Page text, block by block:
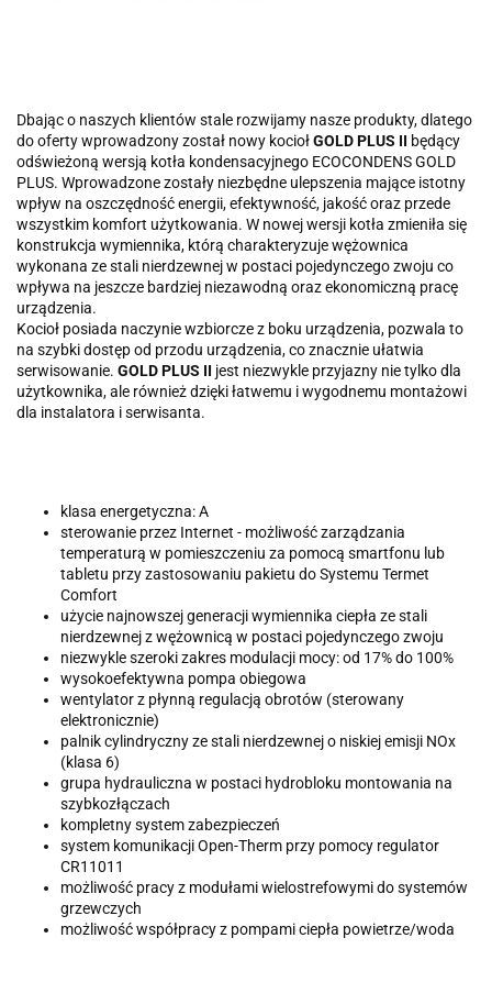
Dbając o naszych klientów stale rozwijamy nasze produkty, dlatego
do oferty wprowadzony został nowy kociołGOLD PLUS II będący
odświeżoną wersją kotła kondensacyjnego ECOCONDENS GOLD
PLUS. Wprowadzone zostały niezbędne ulepszenia mające istotny
wpływ na oszczędność energii, efektywność, jakość oraz przede
wszystkim komfort użytkowania. W nowej wersji kotła zmieniła się
konstrukcja wymiennika, którą charakteryzuje wężownica
wykonana ze stali nierdzewnej w postaci pojedynczego zwoju co
wpływa na jeszcze bardziej niezawodną oraz ekonomiczną pracę
urządzenia.
Kocioł posiada naczynie wzbiorcze z boku urządzenia, pozwala to
na szybki dostęp od przodu urządzenia, co znacznie ułatwia
serwisowanie. GOLD PLUS II jest niezwykle przyjazny nie tylko dla
użytkownika, ale również dzięki łatwemu i wygodnemu montażowi
dla instalatora i serwisanta.
klasa energetyczna: A
sterowanie przez Internet - możliwość zarządzania
temperaturą w pomieszczeniu za pomocą smartfonu lub
tabletu przy zastosowaniu pakietu do Systemu Termet
Comfort
użycie najnowszej generacji wymiennika ciepła ze stali
nierdzewnej z wężownicą w postaci pojedynczego zwoju
niezwykle szeroki zakres modulacji mocy: od 17% do 100%
wysokoefektywna pompa obiegowa
wentylator z płynną regulacją obrotów (sterowany
elektronicznie)
palnik cylindryczny ze stali nierdzewnej o niskiej emisji NOx
(klasa 6)
grupa hydrauliczna w postaci hydrobloku montowania na
szybkozłączach
kompletny system zabezpieczeń
system komunikacji Open-Therm przy pomocy regulator
CR11011
możliwość pracy z modułami wielostrefowymi do systemów
grzewczych
możliwość współpracy z pompami ciepła powietrze/woda